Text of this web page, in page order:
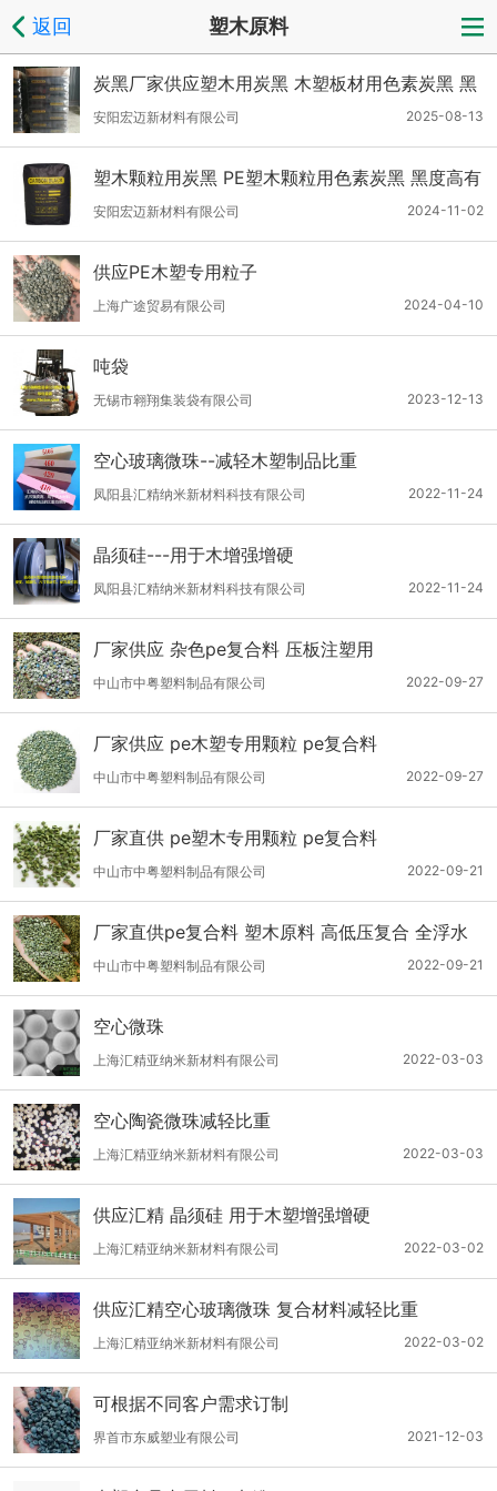
返回 塑木原料
炭黑厂家供应塑木用炭黑 木塑板材用色素炭黑 黑
度高蓝相有光泽
2025-08-13
安阳宏迈新材料有限公司
塑木颗粒用炭黑 PE塑木颗粒用色素炭黑 黑度高有
光泽
2024-11-02
安阳宏迈新材料有限公司
供应PE木塑专用粒子
2024-04-10
上海广途贸易有限公司
吨袋
2023-12-13
无锡市翱翔集装袋有限公司
空心玻璃微珠--减轻木塑制品比重
2022-11-24
凤阳县汇精纳米新材料科技有限公司
晶须硅---用于木增强增硬
2022-11-24
凤阳县汇精纳米新材料科技有限公司
厂家供应 杂色pe复合料 压板注塑用
2022-09-27
中山市中粤塑料制品有限公司
厂家供应 pe木塑专用颗粒 pe复合料
2022-09-27
中山市中粤塑料制品有限公司
厂家直供 pe塑木专用颗粒 pe复合料
2022-09-21
中山市中粤塑料制品有限公司
厂家直供pe复合料 塑木原料 高低压复合 全浮水
2022-09-21
中山市中粤塑料制品有限公司
空心微珠
2022-03-03
上海汇精亚纳米新材料有限公司
空心陶瓷微珠减轻比重
2022-03-03
上海汇精亚纳米新材料有限公司
供应汇精 晶须硅 用于木塑增强增硬
2022-03-02
上海汇精亚纳米新材料有限公司
供应汇精空心玻璃微珠 复合材料减轻比重
2022-03-02
上海汇精亚纳米新材料有限公司
可根据不同客户需求订制
2021-12-03
界首市东威塑业有限公司